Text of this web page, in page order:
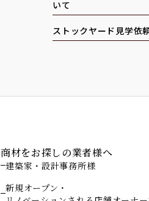
いて
ストックヤード見学依
商材をお探しの業者様へ
建築家・設計事務所様
新規オープン・